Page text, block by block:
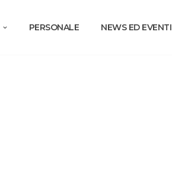
PERSONALE NEWS ED EVENTI